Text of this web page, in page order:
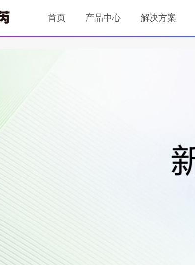
的检测方法非常重要。毒品检测可以帮助司法机关打击毒品
首页 产品中心 解决方案